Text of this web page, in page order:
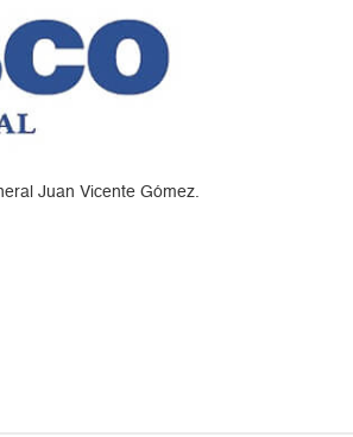
Juan Vicente Gómez.